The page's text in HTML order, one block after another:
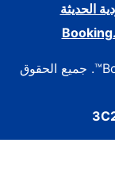
الحديثة
حقوق النشر © 1996–2026 Booking.com™. جميع الحقوق